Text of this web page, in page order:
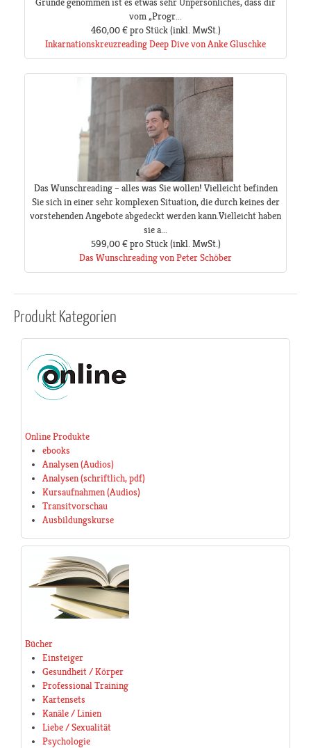
Grunde genommen ist es etwas sehr Unpersönliches, dass dir
vom „Progr...
460,00 € pro Stück(inkl. MwSt.)
Inkarnationskreuzreading Deep Dive von Anke Gluschke
Das Wunschreading – alles was Sie wollen! Vielleicht befinden
Sie sich in einer sehr komplexen Situation, die durch keines der
vorstehenden Angebote abgedeckt werden kann.Vielleicht haben
sie a...
599,00 € pro Stück(inkl. MwSt.)
Das Wunschreading von Peter Schöber
ProduktKategorien
Online Produkte
ebooks
Analysen (Audios)
Analysen (schriftlich, pdf)
Kursaufnahmen (Audios)
Transitvorschau
Ausbildungskurse
Bücher
Einsteiger
Gesundheit / Körper
Professional Training
Kartensets
Kanäle / Linien
Liebe / Sexualität
Psychologie